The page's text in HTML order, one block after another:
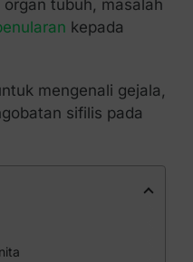
tubuh, masalah
kepada
mengenali gejala,
sifilis pada